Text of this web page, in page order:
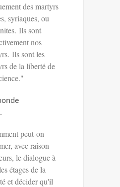
des martyrs
syriaques, ou
Ils sont
nos
Ils sont les
de la liberté de
peut-on
avec raison
le dialogue à
étages de la
et décider qu'il